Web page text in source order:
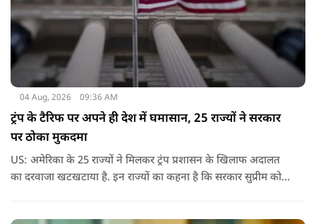
04 Aug, 2026 09:36 AM
ट्रंप के टैरिफ पर अपने ही देश में घमासान, 25 राज्यों ने सरकार
पर ठोका मुकदमा
US: अमेरिका के 25 राज्यों ने मिलकर ट्रंप प्रशासन के खिलाफ अदालत
का दरवाजा खटखटाया है. इन राज्यों का कहना है कि सरकार सुप्रीम कोर्ट